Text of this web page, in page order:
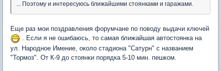
... Поэтому и интересуюсь ближайшими стоянками и гаражами.
Еще раз мои поздравления форумчане по поводу выдачи ключей
. Если я не ошибаюсь, то самая ближайшая автостоянка на
ул. Народное Имение, около стадиона "Сатурн" с названием
"Тормоз". От К-9 до стоянки порядка 5-10 мин. пешком.